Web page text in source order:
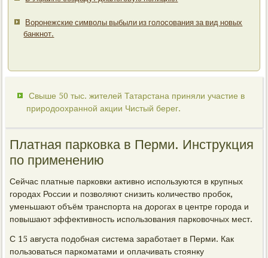
Воронежские символы выбыли из голосования за вид новых
банкнот.
Свыше 50 тыс. жителей Татарстана приняли участие в
природоохранной акции Чистый берег.
Платная парковка в Перми. Инструкция
по применению
Сейчас платные парковки активно используются в крупных
городах России и позволяют снизить количество пробок,
уменьшают объём транспорта на дорогах в центре города и
повышают эффективность использования парковочных мест.
С 15 августа подобная система заработает в Перми. Как
пользоваться паркоматами и оплачивать стоянку